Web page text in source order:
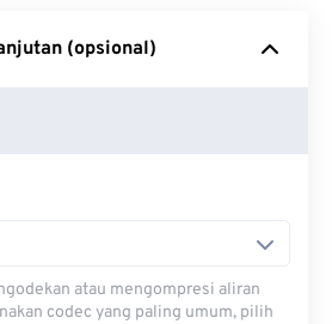
(opsional)
atau mengompresi aliran
codec yang paling umum, pilih